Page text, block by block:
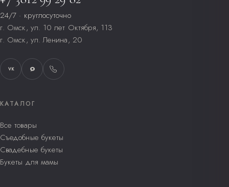
24/7 · круглосуточно
г. Омск, ул. 10 лет Октября, 113
г. Омск, ул. Ленина, 20
VK
КАТАЛОГ
Все товары
Съедобные букеты
Свадебные букеты
Букеты для мамы